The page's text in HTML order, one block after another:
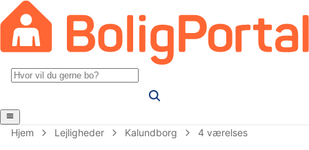
Hjem Lejligheder Kalundborg 4 værelses